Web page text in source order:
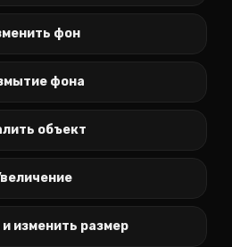
фон
фона
объект
изменить размер